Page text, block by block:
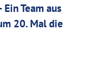
Team aus
20. Mal die